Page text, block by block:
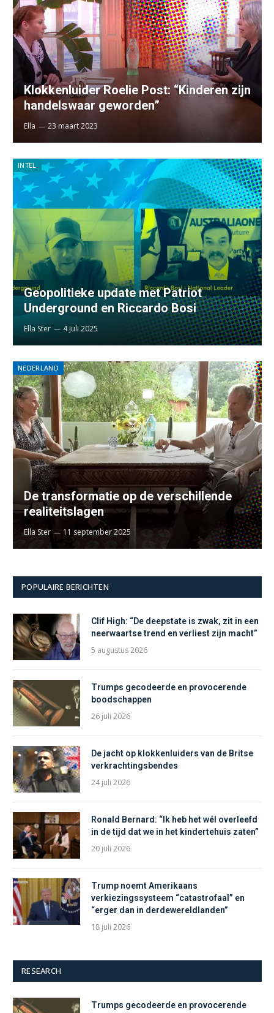
Klokkenluider Roelie Post: “Kinderen zijn
handelswaar geworden”
Ella 23 maart 2023
INTEL
Geopolitieke update met Patriot
Underground en Riccardo Bosi
Ella Ster 4 juli 2025
NEDERLAND
De transformatie op de verschillende
realiteitslagen
Ella Ster 11 september 2025
POPULAIRE BERICHTEN
Clif High: “De deepstate is zwak, zit in een
neerwaartse trend en verliest zijn macht”
5 augustus 2026
Trumps gecodeerde en provocerende
boodschappen
26 juli 2026
De jacht op klokkenluiders van de Britse
verkrachtingsbendes
24 juli 2026
Ronald Bernard: “Ik heb het wél overleefd
in de tijd dat we in het kindertehuis zaten”
20 juli 2026
Trump noemt Amerikaans
verkiezingssysteem “catastrofaal” en
“erger dan in derdewereldlanden”
18 juli 2026
RESEARCH
Trumps gecodeerde en provocerende